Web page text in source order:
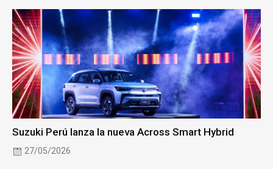
Suzuki Perú lanza la nueva Across Smart Hybrid
27/05/2026